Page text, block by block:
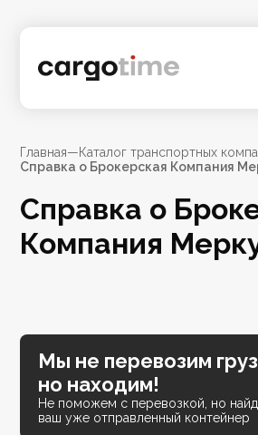
Главная—Каталог транспортных
Справка о Брокерская Компания
Справка о
Компания
Мы не перевозим
но находим!
Не поможем с перевозкой, но
ваш уже отправленный контейнер